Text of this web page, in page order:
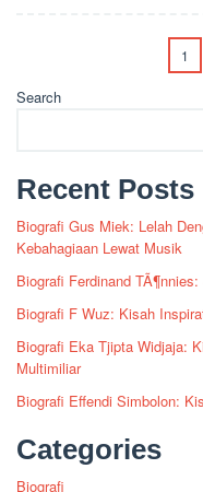
1
Search
Recent Posts
Biografi Gus Miek: Lelah
Kebahagiaan Lewat Musik
Biografi Ferdinand
Biografi F Wuz: Kisah
Biografi Eka Tjipta Widjaja:
Multimiliar
Biografi Effendi Simbolon:
Categories
Biografi